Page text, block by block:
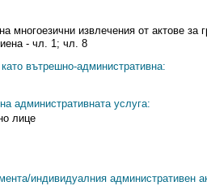
многоезични извлечения от актове
- чл. 1; чл. 8
вътрешно-административна:
административната услуга:
лице
индивидуалния административен